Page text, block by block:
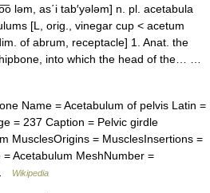
ləm, as΄i tab′yələm] n. pl. acetabula
[L, orig., vinegar cup < acetum
of abrum, receptacle] 1. Anat. the
into which the head of the… …
Name = Acetabulum of pelvis Latin =
= 237 Caption = Pelvic girdle
MusclesOrigins = MusclesInsertions =
Acetabulum MeshNumber =
Wikipedia